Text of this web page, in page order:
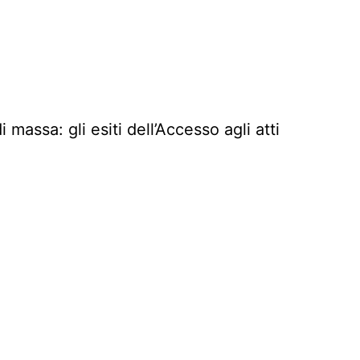
massa: gli esiti dell’Accesso agli atti